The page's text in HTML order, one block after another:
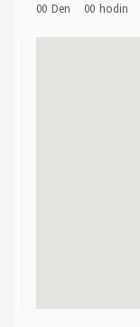
00 Den 00 hodin